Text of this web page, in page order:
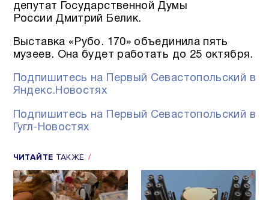
депутат Государственной Думы
России Дмитрий Белик.
Выставка «Рубо. 170» объединила пять
музеев. Она будет работать до 25 октября.
Подпишитесь на Первый Севастопольский в
Яндекс.Новостях
Подпишитесь на Первый Севастопольский в
Гугл-Новостях
ЧИТАЙТЕ ТАКЖЕ